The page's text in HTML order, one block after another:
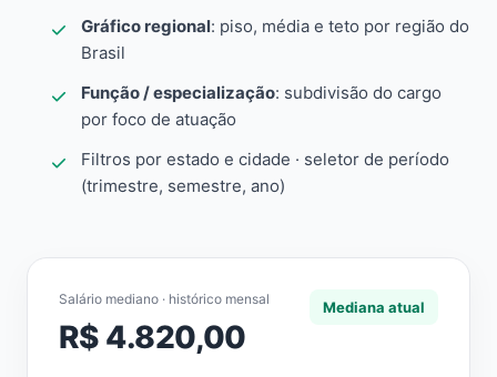
Gráfico regional: piso, média e teto por região do
Brasil
Função / especialização: subdivisão do cargo
por foco de atuação
Filtros por estado e cidade · seletor de período
(trimestre, semestre, ano)
Salário mediano · histórico mensal
R$ 4.820,00
Mediana atual